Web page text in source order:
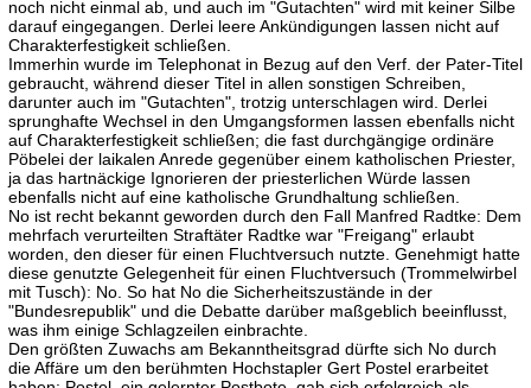
noch nicht einmal ab, und auch im "Gutachten" wird mit keiner Silbe
darauf eingegangen. Derlei leere Ankündigungen lassen nicht auf
Charakterfestigkeit schließen.
Immerhin wurde im Telephonat in Bezug auf den Verf. der Pater-Titel
gebraucht, während dieser Titel in allen sonstigen Schreiben,
darunter auch im "Gutachten", trotzig unterschlagen wird. Derlei
sprunghafte Wechsel in den Umgangsformen lassen ebenfalls nicht
auf Charakterfestigkeit schließen; die fast durchgängige ordinäre
Pöbelei der laikalen Anrede gegenüber einem katholischen Priester,
ja das hartnäckige Ignorieren der priesterlichen Würde lassen
ebenfalls nicht auf eine katholische Grundhaltung schließen.
No ist recht bekannt geworden durch den Fall Manfred Radtke: Dem
mehrfach verurteilten Straftäter Radtke war "Freigang" erlaubt
worden, den dieser für einen Fluchtversuch nutzte. Genehmigt hatte
diese genutzte Gelegenheit für einen Fluchtversuch (Trommelwirbel
mit Tusch): No. So hat No die Sicherheitszustände in der
"Bundesrepublik" und die Debatte darüber maßgeblich beeinflusst,
was ihm einige Schlagzeilen einbrachte.
Den größten Zuwachs am Bekanntheitsgrad dürfte sich No durch
die Affäre um den berühmten Hochstapler Gert Postel erarbeitet